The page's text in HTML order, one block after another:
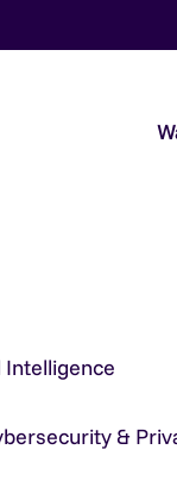
& Bedrijfsadvies
&